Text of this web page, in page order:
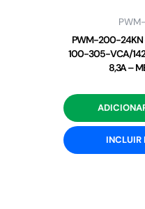
PWM-200-24KN
100-305-VCA/
8,3A –
INCLUIR